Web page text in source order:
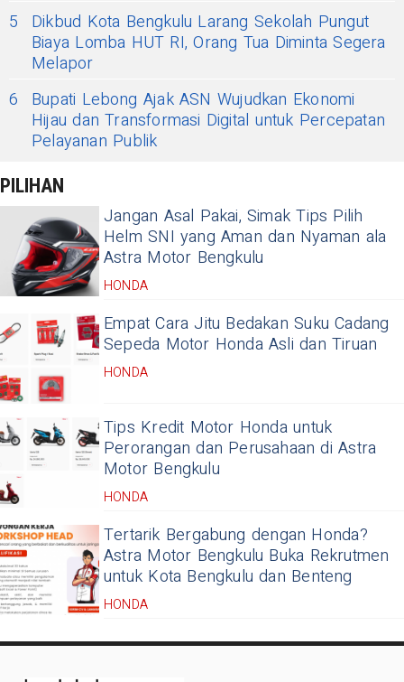
5
Dikbud Kota Bengkulu Larang Sekolah Pungut
Biaya Lomba HUT RI, Orang Tua Diminta Segera
Melapor
6
Bupati Lebong Ajak ASN Wujudkan Ekonomi
Hijau dan Transformasi Digital untuk Percepatan
Pelayanan Publik
PILIHAN
Jangan Asal Pakai, Simak Tips Pilih
Helm SNI yang Aman dan Nyaman ala
Astra Motor Bengkulu
HONDA
Empat Cara Jitu Bedakan Suku Cadang
Sepeda Motor Honda Asli dan Tiruan
HONDA
Tips Kredit Motor Honda untuk
Perorangan dan Perusahaan di Astra
Motor Bengkulu
HONDA
Tertarik Bergabung dengan Honda?
Astra Motor Bengkulu Buka Rekrutmen
untuk Kota Bengkulu dan Benteng
HONDA